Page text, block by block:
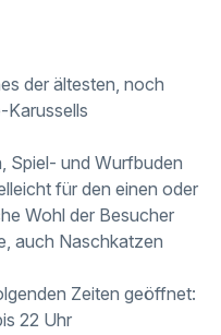
der ältesten, noch
Karussells
Spiel- und Wurfbuden
für den einen oder
Wohl der Besucher
auch Naschkatzen
Zeiten geöffnet:
22 Uhr